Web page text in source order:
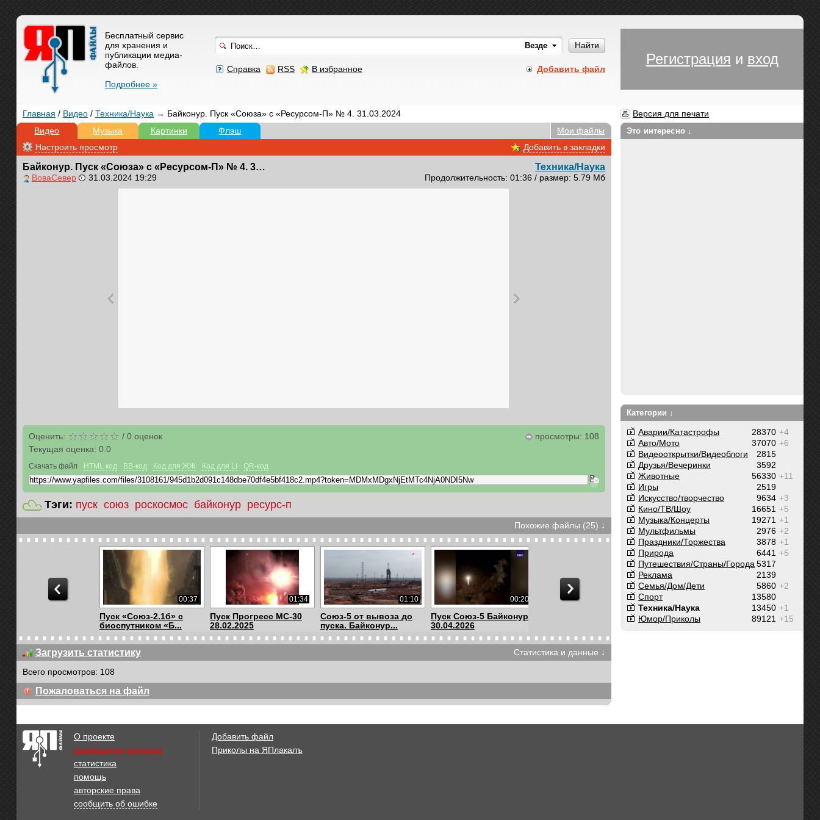
Найти
Добавить файл
Справка RSS В избранное
Бесплатный сервис
для хранения и
публикации медиа-
файлов.
Подробнее »
Регистрация и вход
Главная / Видео/ Техника/Наука → Байконур. Пуск «Союза» с «Ресурсом-П» № 4. 31.03.2024
Версия для печати
Видео
Музыка Картинки Флэш
Мои файлы
Настроить просмотр
Добавить в закладки
Байконур. Пуск «Союза» с «Ресурсом-П» № 4. 31.03.2024
ВоваСевер 31.03.2024 19:29
Техника/Наука
Продолжительность: 01:36 / размер: 5.79 Мб
Оценить: / 0оценок
Текущая оценка: 0.0
просмотры: 108
Скачать файл HTML код BB-код Код для ЖЖ Код для LI QR-код
Тэги: пуск союз роскосмос байконур ресурс-п
Похожие файлы (25) ↓
00:37
Пуск «Союз-2.1б» с
биоспутником «Б...
01:34
Пуск Прогресс МС-30
28.02.2025
01:10
Союз-5 от вывоза до
пуска. Байконур...
00:20
Пуск Союз-5 Байконур
30.04.2026
01:05
Ремонт стартовой
00:25
Пуск МС-29, 21.11.2024.
02:04
Пуск Ангара-А5,
00:30
Пуск 23.03.2024
Ключ на старт!
23.03.2024
Загрузить статистику
Статистика и данные ↓
Всего просмотров: 108
Пожаловаться на файл
Это интересно ↓
Категории ↓
+4
28370
Аварии/Катастрофы
+6
37070
Авто/Мото
2815
Видеооткрытки/Видеоблоги
3592
Друзья/Вечеринки
+11
56330
Животные
2519
Игры
+3
9634
Искусство/творчество
+5
16651
Кино/ТВ/Шоу
+1
19271
Музыка/Концерты
+2
2976
Мультфильмы
+1
3878
Праздники/Торжества
+5
6441
Природа
5317
Путешествия/Cтраны/Города
2139
Реклама
+2
5860
Семья/Дом/Дети
13580
Спорт
+1
13450
Техника/Наука
+15
89121
Юмор/Приколы
О проекте
размещение рекламы
статистика
помощь
авторские права
сообщить об ошибке
Добавить файл
Приколы на ЯПлакалъ